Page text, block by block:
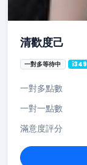
清歡度己
一對多等待中 i349
一對多點數
一對一點數
滿意度評分